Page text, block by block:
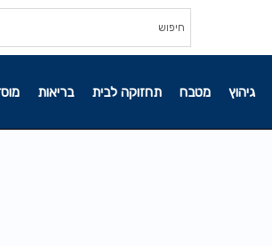
גיהוץ מטבח תחזוקה לבית בריאות